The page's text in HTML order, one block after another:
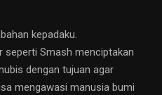
kepadaku.
seperti Smash menciptakan
dengan tujuan agar
mengawasi manusia bumi